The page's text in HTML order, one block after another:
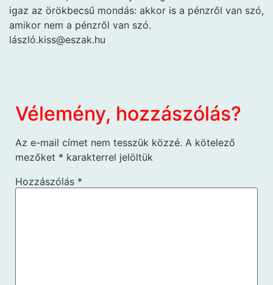
igaz az örökbecsű mondás: akkor is a pénzről van szó,
amikor nem a pénzről van szó.
lászló.kiss@eszak.hu
Vélemény, hozzászólás?
Az e-mail címet nem tesszük közzé. A kötelező
mezőket * karakterrel jelöltük
Hozzászólás *